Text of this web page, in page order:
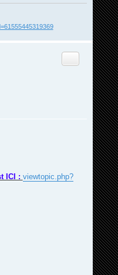
ICI : viewtopic.php?